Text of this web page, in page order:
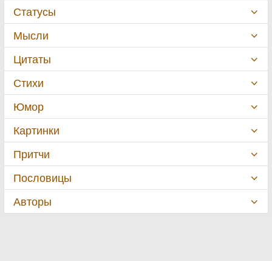
Статусы
Мысли
Цитаты
Стихи
Юмор
Картинки
Притчи
Пословицы
Авторы